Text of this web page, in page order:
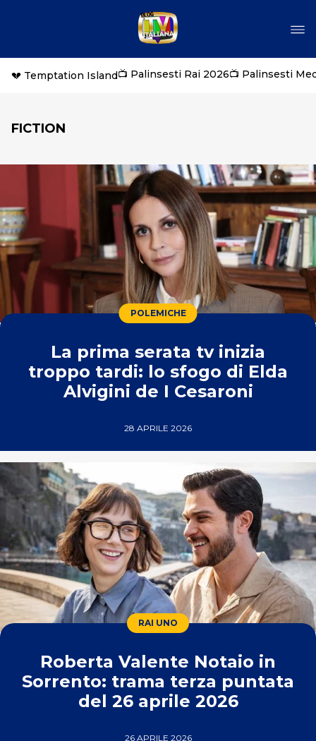
💔 Temptation Island📺 Palinsesti Rai 2026📺 Palinsesti
FICTION
POLEMICHE
La prima serata tv inizia
troppo tardi: lo sfogo di Elda
Alvigini de I Cesaroni
28 APRILE 2026
RAI UNO
Roberta Valente Notaio in
Sorrento: trama terza puntata
del 26 aprile 2026
26 APRILE 2026